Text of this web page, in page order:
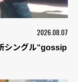
2026.08.07
シングル“gossip